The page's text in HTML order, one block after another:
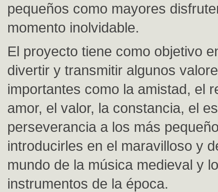
pequeños como mayores
momento inolvidable.
El proyecto tiene como objetivo
divertir y transmitir algunos
importantes como la amistad, el
amor, el valor, la constancia, el
perseverancia a los más
introducirles en el maravilloso y
mundo de la música medieval y
instrumentos de la época.